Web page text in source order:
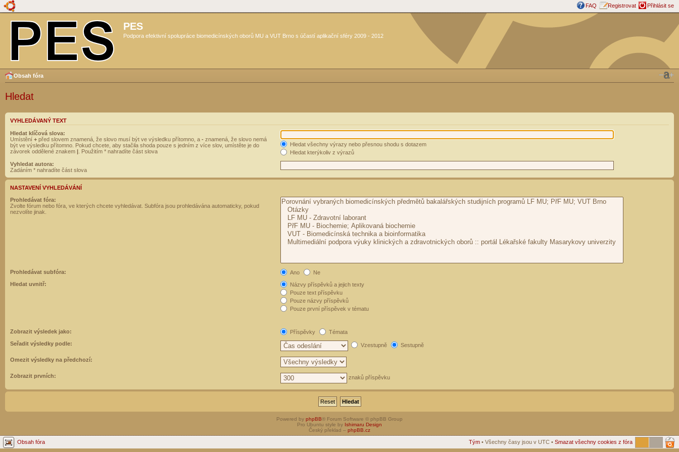
FAQ Registrovat Přihlásit se
PES
Podpora efektivní spolupráce biomedicínských oborů MU a VUT Brno s účastí aplikační sféry 2009 - 2012
Obsah fóra
Hledat
VYHLEDÁVANÝ TEXT
Hledat klíčová slova:
Umístění + před slovem znamená, že slovo musí být ve výsledku přítomno, a - znamená, že slovo nemá
být ve výsledku přítomno. Pokud chcete, aby stačila shoda pouze s jedním z více slov, umístěte je do
závorek oddělené znakem | . Použitím * nahradíte část slova
Hledat všechny výrazy nebo přesnou shodu s dotazem
Hledat kterýkoliv z výrazů
Vyhledat autora:
Zadáním * nahradíte část slova
NASTAVENÍ VYHLEDÁVÁNÍ
Prohledávat fóra:
Zvolte fórum nebo fóra, ve kterých chcete vyhledávat. Subfóra jsou prohledávána automaticky, pokud
nezvolíte jinak.
Prohledávat subfóra: Ano
Ne
Hledat uvnitř:
Názvy příspěvků a jejich texty
Pouze text příspěvku
Pouze názvy příspěvků
Pouze první příspěvek v tématu
Zobrazit výsledek jako: Příspěvky
Témata
Seřadit výsledky podle:
Vzestupně Sestupně
Omezit výsledky na předchozí:
Zobrazit prvních: znaků příspěvku
Powered by phpBB® Forum Software © phpBB Group
Pro Ubuntu style by Ishimaru Design
Český překlad – phpBB.cz
Obsah fóra Tým • Všechny časy jsou v UTC • Smazat všechny cookies z fóra